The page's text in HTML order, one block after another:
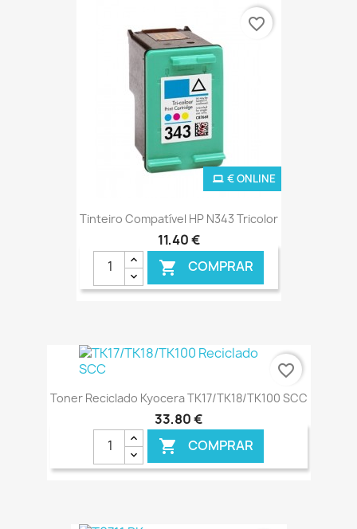
Tinteiro Compatível HP N343 Tricolor
11,40 €
 COMPRAR
€ ONLINE
favorite_border
Toner Reciclado Kyocera TK17/TK18/TK100 SCC
33,80 €
 COMPRAR
favorite_border